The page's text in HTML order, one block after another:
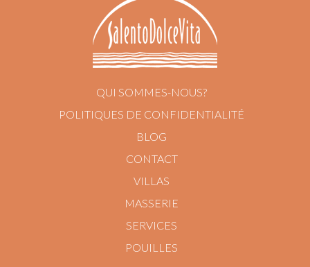
QUI SOMMES-NOUS?
POLITIQUES DE CONFIDENTIALITÉ
BLOG
CONTACT
VILLAS
MASSERIE
SERVICES
POUILLES